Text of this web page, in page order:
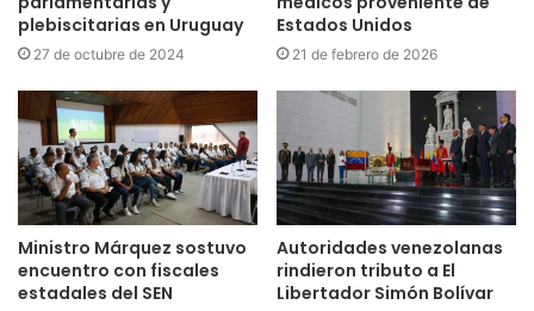
plebiscitarias en Uruguay
27 de octubre de 2024
Estados Unidos
21 de febrero de 2026
Ministro Márquez sostuvo
encuentro con fiscales
estadales del SEN
Autoridades venezolanas
rindieron tributo a El
Libertador Simón Bolívar